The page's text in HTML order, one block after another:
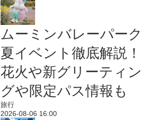
ムーミンバレーパーク
夏イベント徹底解説！
花火や新グリーティン
グや限定パス情報も
旅行
2026-08-06 16:00